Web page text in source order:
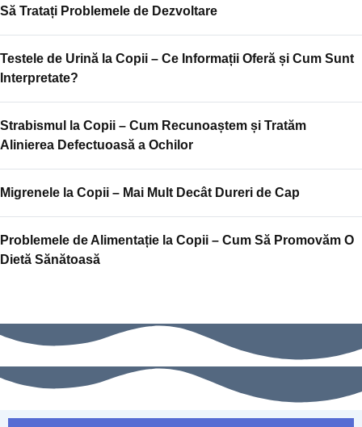
Să Tratați Problemele de Dezvoltare
Testele de Urină la Copii – Ce Informații Oferă și Cum Sunt
Interpretate?
Strabismul la Copii – Cum Recunoaștem și Tratăm
Alinierea Defectuoasă a Ochilor
Migrenele la Copii – Mai Mult Decât Dureri de Cap
Problemele de Alimentație la Copii – Cum Să Promovăm O
Dietă Sănătoasă